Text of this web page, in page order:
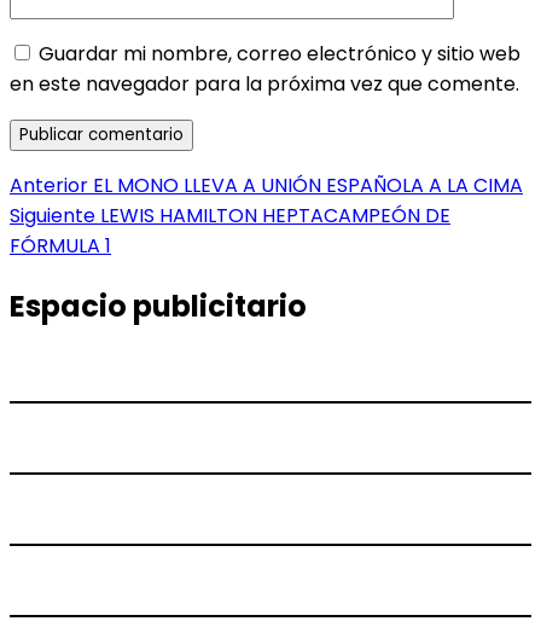
Guardar mi nombre, correo electrónico y sitio web
en este navegador para la próxima vez que comente.
Navegación
de
Anterior Entrada
anterior:
EL MONO LLEVA A UNIÓN ESPAÑOLA A LA CIMA
Siguiente Entrada
siguiente:
LEWIS HAMILTON HEPTACAMPEÓN DE
FÓRMULA 1
Espacio publicitario